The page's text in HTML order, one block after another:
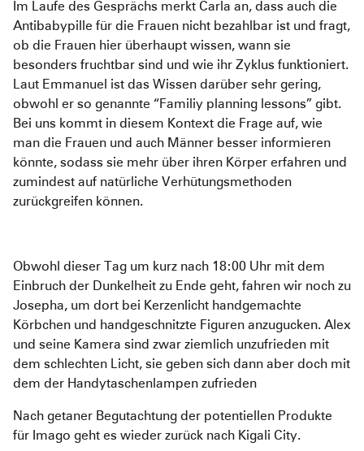
Im Laufe des Gesprächs merkt Carla an, dass auch die
Antibabypille für die Frauen nicht bezahlbar ist und fragt,
ob die Frauen hier überhaupt wissen, wann sie
besonders fruchtbar sind und wie ihr Zyklus funktioniert.
Laut Emmanuel ist das Wissen darüber sehr gering,
obwohl er so genannte “Familiy planning lessons” gibt.
Bei uns kommt in diesem Kontext die Frage auf, wie
man die Frauen und auch Männer besser informieren
könnte, sodass sie mehr über ihren Körper erfahren und
zumindest auf natürliche Verhütungsmethoden
zurückgreifen können.
Obwohl dieser Tag um kurz nach 18:00 Uhr mit dem
Einbruch der Dunkelheit zu Ende geht, fahren wir noch zu
Josepha, um dort bei Kerzenlicht handgemachte
Körbchen und handgeschnitzte Figuren anzugucken. Alex
und seine Kamera sind zwar ziemlich unzufrieden mit
dem schlechten Licht, sie geben sich dann aber doch mit
dem der Handytaschenlampen zufrieden
Nach getaner Begutachtung der potentiellen Produkte
für Imago geht es wieder zurück nach Kigali City.